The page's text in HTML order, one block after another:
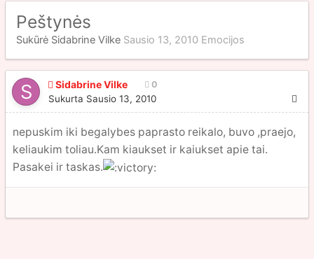
Peštynės
Sukūrė Sidabrine Vilke Sausio 13, 2010 Emocijos
Sidabrine Vilke 0
Sukurta Sausio 13, 2010
nepuskim iki begalybes paprasto reikalo, buvo ,praejo,
keliaukim toliau.Kam kiaukset ir kaiukset apie tai.
Pasakei ir taskas.